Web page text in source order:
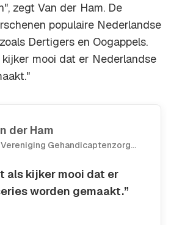
zegt Van der Ham. De
populaire Nederlandse
Dertigers en Oogappels.
mooi dat er Nederlandse
der Ham
Gehandicaptenzorg
als kijker mooi dat er
worden gemaakt.”